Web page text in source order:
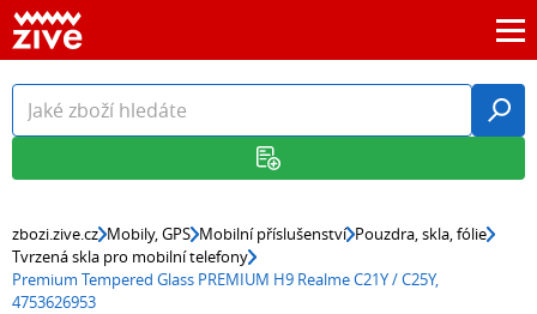
zbozi.zive.cz Mobily, GPS Mobilní příslušenství Pouzdra, skla, fólie
Tvrzená skla pro mobilní telefony
Premium Tempered Glass PREMIUM H9 Realme C21Y / C25Y,
4753626953